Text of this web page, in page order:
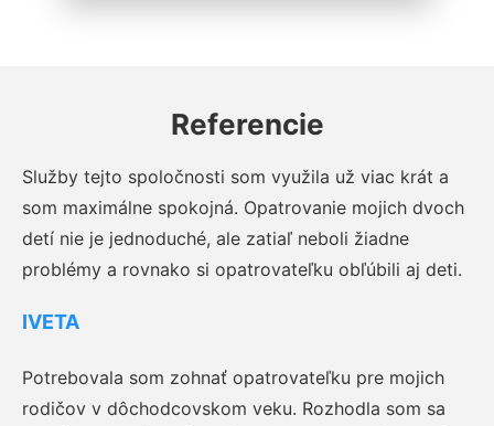
Referencie
Služby tejto spoločnosti som využila už viac krát a
som maximálne spokojná. Opatrovanie mojich dvoch
detí nie je jednoduché, ale zatiaľ neboli žiadne
problémy a rovnako si opatrovateľku obľúbili aj deti.
IVETA
Potrebovala som zohnať opatrovateľku pre mojich
rodičov v dôchodcovskom veku. Rozhodla som sa